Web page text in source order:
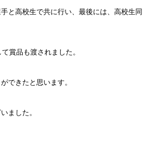
と高校生で共に行い、最後には、高校生同
賞品も渡されました。
できたと思います。
ました。